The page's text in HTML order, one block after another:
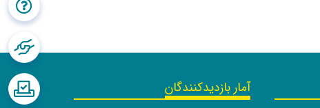
آمار بازدیدکنندگان